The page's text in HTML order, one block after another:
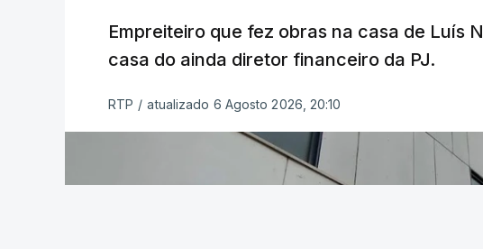
Empreiteiro que fez obras na casa de Luís
casa do ainda diretor financeiro da PJ.
RTP / atualizado 6 Agosto 2026, 20:10